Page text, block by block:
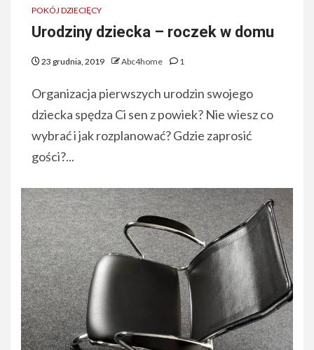
POKÓJ DZIECIĘCY
Urodziny dziecka – roczek w domu
23 grudnia, 2019 Abc4home 1
Organizacja pierwszych urodzin swojego
dziecka spędza Ci sen z powiek? Nie wiesz co
wybrać i jak rozplanować? Gdzie zaprosić
gości?...